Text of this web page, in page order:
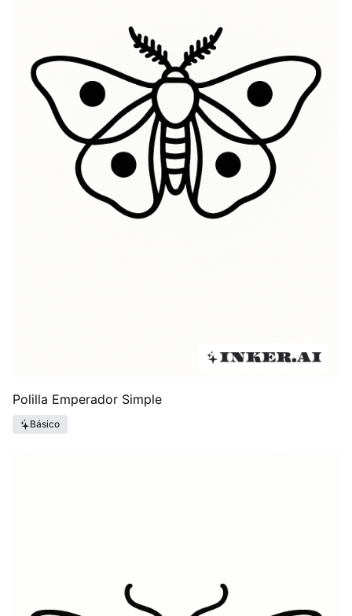
Polilla Emperador Simple
Básico